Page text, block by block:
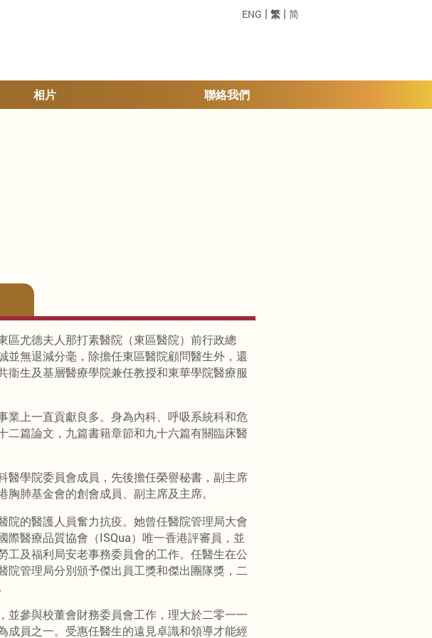
ENG | 繁 | 简
相片 聯絡我們
區尤德夫人那打素醫院（東區醫院）前行政總
並無退減分毫，除擔任東區醫院顧問醫生外，還
生及基層醫療學院兼任教授和東華學院醫療服
業上一直貢獻良多。身為內科、呼吸系統科和危
二篇論文，九篇書籍章節和九十六篇有關臨床醫
醫學院委員會成員，先後擔任榮譽秘書，副主席
肺基金會的創會成員、副主席及主席。
院的醫護人員奮力抗疫。她曾任醫院管理局大會
際醫療品質協會（ISQua）唯一香港評審員，並
工及福利局安老事務委員會的工作。任醫生在公
管理局分別頒予傑出員工獎和傑出團隊獎，二
參與校董會財務委員會工作，理大於二零一一
員之一。受惠任醫生的遠見卓識和領導才能經